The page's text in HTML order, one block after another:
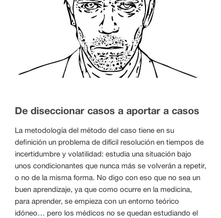
De diseccionar casos a aportar a casos
La metodología del método del caso tiene en su
definición un problema de difícil resolución en tiempos de
incertidumbre y volatilidad: estudia una situación bajo
unos condicionantes que nunca más se volverán a repetir,
o no de la misma forma. No digo con eso que no sea un
buen aprendizaje, ya que como ocurre en la medicina,
para aprender, se empieza con un entorno teórico
idóneo… pero los médicos no se quedan estudiando el